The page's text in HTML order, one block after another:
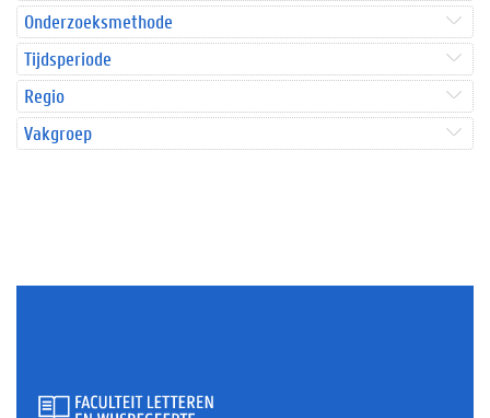
Onderzoeksmethode
Tijdsperiode
Regio
Vakgroep